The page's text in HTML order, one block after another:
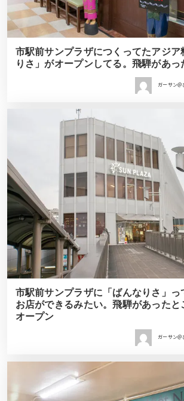
市駅前サンプラザにつくってたアジア
りさ」がオープンしてる。飛騨があっ
ガーサン＠
市駅前サンプラザに「ばんなりさ」っ
お店ができるみたい。飛騨があったと
オープン
ガーサン＠